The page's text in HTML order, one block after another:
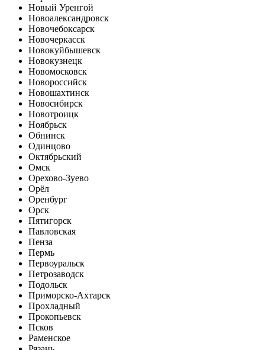
Новый Уренгой
Новоалександровск
Новочебоксарск
Новочеркасск
Новокуйбышевск
Новокузнецк
Новомосковск
Новороссийск
Новошахтинск
Новосибирск
Новотроицк
Ноябрьск
Обнинск
Одинцово
Октябрьский
Омск
Орехово-Зуево
Орёл
Оренбург
Орск
Пятигорск
Павловская
Пенза
Пермь
Первоуральск
Петрозаводск
Подольск
Приморско-Ахтарск
Прохладный
Прокопьевск
Псков
Раменское